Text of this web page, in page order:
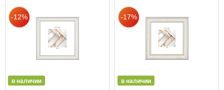
в наличии в наличии